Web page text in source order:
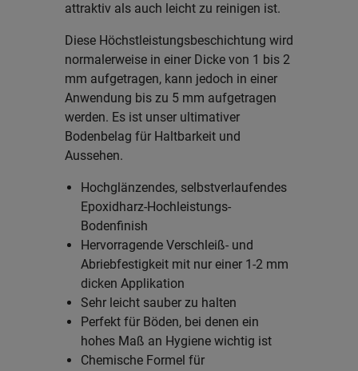
attraktiv als auch leicht zu reinigen ist.
Diese Höchstleistungsbeschichtung wird
normalerweise in einer Dicke von 1 bis 2
mm aufgetragen, kann jedoch in einer
Anwendung bis zu 5 mm aufgetragen
werden. Es ist unser ultimativer
Bodenbelag für Haltbarkeit und
Aussehen.
Hochglänzendes, selbstverlaufendes
Epoxidharz-Hochleistungs-
Bodenfinish
Hervorragende Verschleiß- und
Abriebfestigkeit mit nur einer 1-2 mm
dicken Applikation
Sehr leicht sauber zu halten
Perfekt für Böden, bei denen ein
hohes Maß an Hygiene wichtig ist
Chemische Formel für